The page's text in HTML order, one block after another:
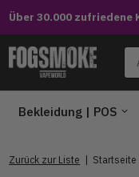
Über 30.000 zufriedene
Bekleidung | POS
Zurück zur Liste Startseite